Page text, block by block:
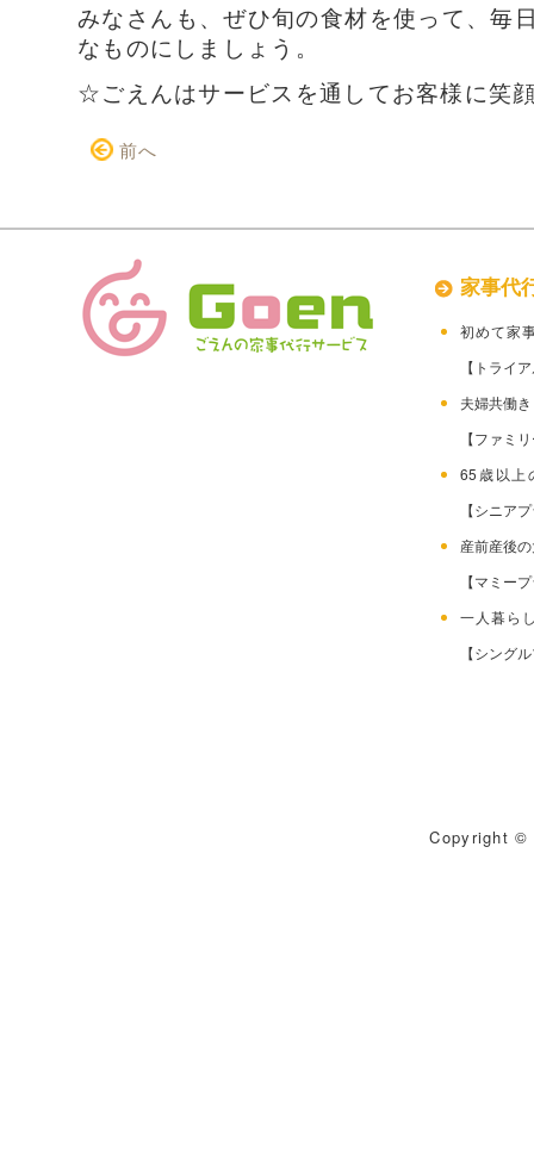
みなさんも、ぜひ旬の食材を使って、毎
なものにしましょう。
☆ごえんはサービスを通してお客様に笑
前へ
家事代
初めて家
【トライ
夫婦共働
【ファミ
65歳以
【シニア
産前産
【マミー
一人暮
【シング
Copyright